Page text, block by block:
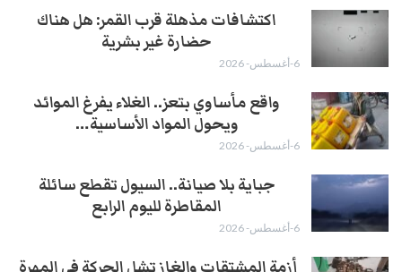
اكتشافات مذهلة قرب القمر: هل هناك
حضارة غير بشرية
6-أغسطس- 2026
واقع مأساوي بتعز.. الغلاء يفرغ الموائد
ويحول المواد الأساسية…
6-أغسطس- 2026
جباية بلا صيانة.. السيول تقطع سائلة
المقاطرة لليوم الرابع
6-أغسطس- 2026